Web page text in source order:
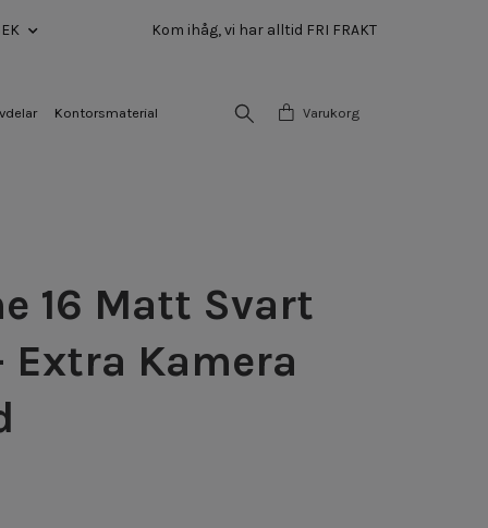
Kom ihåg, vi har alltid FRI FRAKT
Kontorsmaterial Varukorg
16 Matt Svart
Extra Kamera